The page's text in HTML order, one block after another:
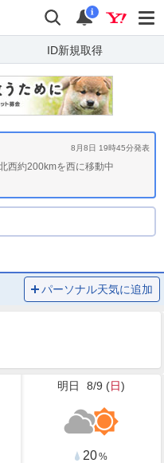
検索 通知
i
ID新規取得
8月8日 19時45分発表
西約200kmを西に移動中
パーソナル天気に追加
明日 8/9 (日)
20%